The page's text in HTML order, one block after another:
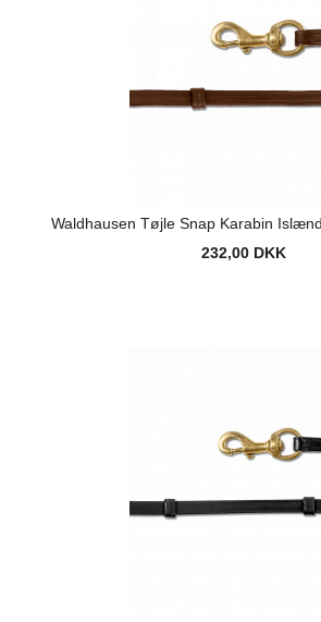
Waldhausen Tøjle Snap Karabin
232,00 DKK